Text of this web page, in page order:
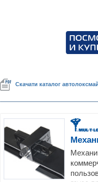
Скачати каталог